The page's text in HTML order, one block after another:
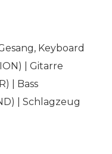
Keyboard
| Gitarre
| Bass
| Schlagzeug